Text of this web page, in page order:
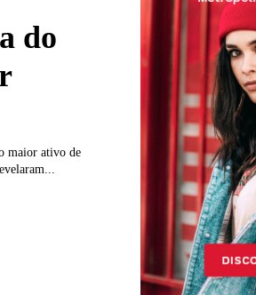
do
maior ativo de